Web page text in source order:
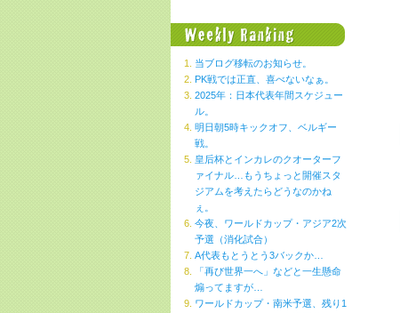
当ブログ移転のお知らせ。
PK戦では正直、喜べないなぁ。
2025年：日本代表年間スケジュー
ル。
明日朝5時キックオフ、ベルギー
戦。
皇后杯とインカレのクオーターフ
ァイナル…もうちょっと開催スタ
ジアムを考えたらどうなのかね
ぇ。
今夜、ワールドカップ・アジア2次
予選（消化試合）
A代表もとうとう3バックか…
「再び世界一へ」などと一生懸命
煽ってますが…
ワールドカップ・南米予選、残り1